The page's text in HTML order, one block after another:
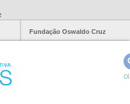
Fundação Oswaldo Cruz